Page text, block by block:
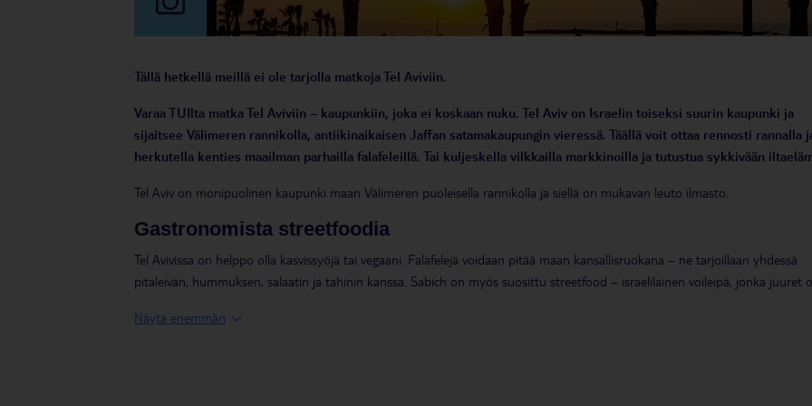
Tällä hetkellä meillä ei ole tarjolla matkoja Tel Aviviin.
Varaa TUIlta matka Tel Aviviin – kaupunkiin, joka ei koskaan nuku. Tel Aviv on Israelin toiseksi suurin kaupunki ja
sijaitsee Välimeren rannikolla, antiikinaikaisen Jaffan satamakaupungin vieressä. Täällä voit ottaa rennosti rannalla
herkutella kenties maailman parhailla falafeleillä. Tai kuljeskella vilkkailla markkinoilla ja tutustua sykkivään
Tel Aviv on monipuolinen kaupunki maan Välimeren puoleisella rannikolla ja siellä on mukavan leuto ilmasto.
Gastronomista streetfoodia
Tel Avivissa on helppo olla kasvissyöjä tai vegaani. Falafelejä voidaan pitää maan kansallisruokana – ne tarjoillaan yhdessä
pitaleivän, hummuksen, salaatin ja tahinin kanssa. Sabich on myös suosittu streetfood – israelilainen voileipä, jonka juuret
tahinista pitaleivän sisällä. Täydellinen rantalounas tai palatessa hotellille pitkäksi venyneen illan jälkeen.
Näytä enemmän